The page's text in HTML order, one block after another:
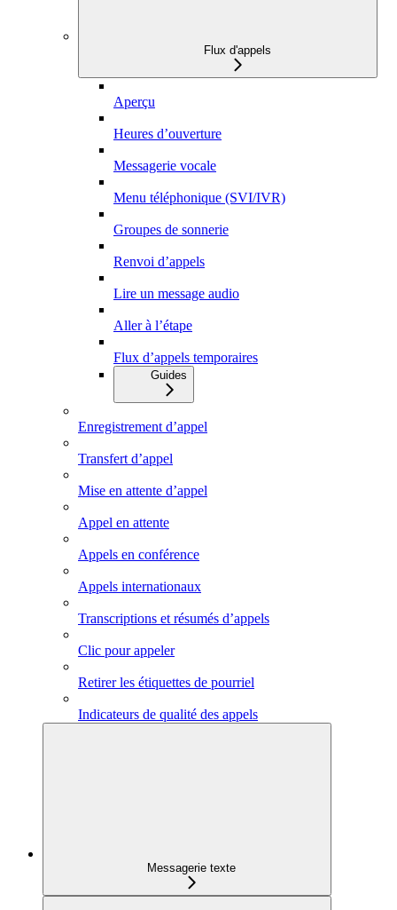
Flux d'appels
Aperçu
Heures d’ouverture
Messagerie vocale
Menu téléphonique (SVI/IVR)
Groupes de sonnerie
Renvoi d’appels
Lire un message audio
Aller à l’étape
Flux d’appels temporaires
Guides
Enregistrement d’appel
Transfert d’appel
Mise en attente d’appel
Appel en attente
Appels en conférence
Appels internationaux
Transcriptions et résumés d’appels
Clic pour appeler
Retirer les étiquettes de pourriel
Indicateurs de qualité des appels
Messagerie texte